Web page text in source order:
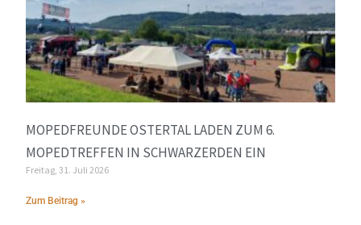
MOPEDFREUNDE OSTERTAL LADEN ZUM 6.
MOPEDTREFFEN IN SCHWARZERDEN EIN
Freitag, 31. Juli 2026
Zum Beitrag »